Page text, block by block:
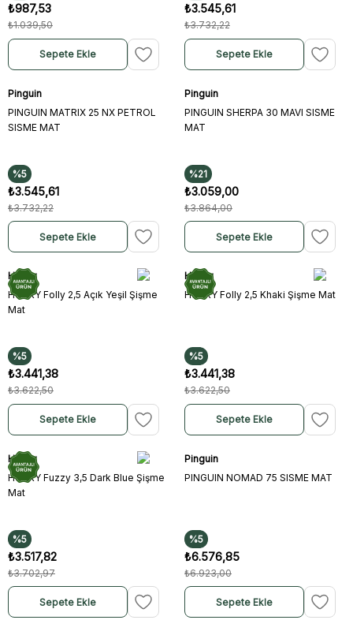
₺987,53
₺1.039,50
Sepete Ekle
₺3.545,61
₺3.732,22
Sepete Ekle
Pinguin
PINGUIN MATRIX 25 NX PETROL
SISME MAT
%5
₺3.545,61
₺3.732,22
Sepete Ekle
Pinguin
PINGUIN SHERPA 30 MAVI SISME
MAT
%21
₺3.059,00
₺3.864,00
Sepete Ekle
Husky
HUSKY Folly 2,5 Açık Yeşil Şişme
Mat
%5
₺3.441,38
₺3.622,50
Sepete Ekle
Husky
HUSKY Folly 2,5 Khaki Şişme Mat
%5
₺3.441,38
₺3.622,50
Sepete Ekle
Husky
HUSKY Fuzzy 3,5 Dark Blue Şişme
Mat
%5
₺3.517,82
₺3.702,97
Sepete Ekle
Pinguin
PINGUIN NOMAD 75 SISME MAT
%5
₺6.576,85
₺6.923,00
Sepete Ekle